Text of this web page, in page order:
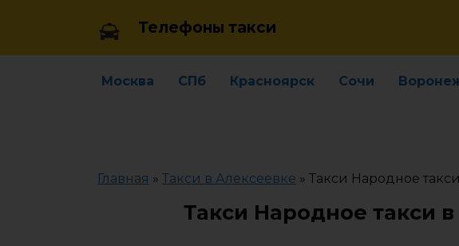
Телефоны такси
Москва СПб Красноярск Сочи
Главная » Такси в Алексеевке » Такси Народное
Такси Народное такси